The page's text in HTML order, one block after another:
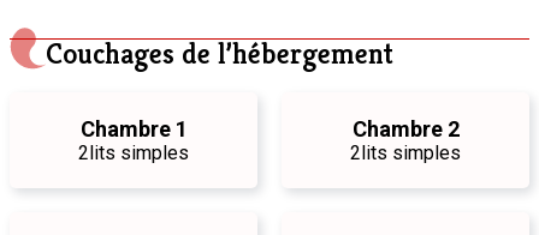
Couchages de l’hébergement
Chambre 1
2lits simples
Chambre 2
2lits simples